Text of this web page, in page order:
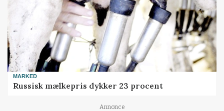
MARKED
Russisk mælkepris dykker 23 procent
Annonce